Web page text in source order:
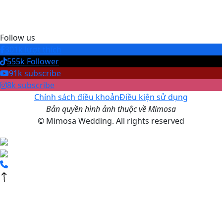
Follow us
555k Follower
91k subscribe
8k subscribe
Chính sách điều khoảnĐiều kiện sử dụng
Bản quyền hình ảnh thuộc về Mimosa
© Mimosa Wedding. All rights reserved